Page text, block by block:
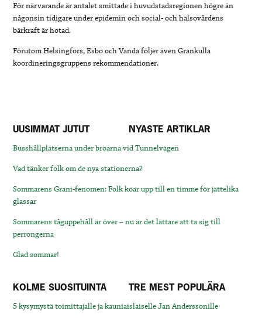
För närvarande är antalet smittade i huvudstadsregionen högre än
någonsin tidigare under epidemin och social- och hälsovårdens
bärkraft är hotad.
Förutom Helsingfors, Esbo och Vanda följer även Grankulla
koordineringsgruppens rekommendationer.
UUSIMMAT JUTUT NYASTE ARTIKLAR
Busshållplatserna under broarna vid Tunnelvägen
Vad tänker folk om de nya stationerna?
Sommarens Grani-fenomen: Folk köar upp till en timme för jättelika
glassar
Sommarens tåguppehåll är över – nu är det lättare att ta sig till
perrongerna
Glad sommar!
KOLME SUOSITUINTA TRE MEST POPULÄRA
5 kysymystä toimittajalle ja kauniaislaiselle Jan Anderssonille